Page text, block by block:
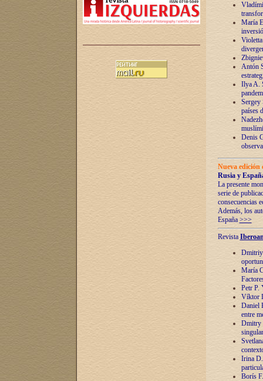
María
Antón
Ilya A.
Sergey
países
Denis
Nueva
Rusia y
La presente
serie de
consecuencias
Además, los
España >>>
Revista
Dmitriy
María
Petr P.
Víktor
Daniel
entre
Dmitry
Irina
Borís